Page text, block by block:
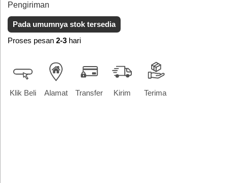
Pengiriman
Pada umumnya stok tersedia
Proses pesan 2-3 hari
Klik Beli Alamat Transfer Kirim Terima